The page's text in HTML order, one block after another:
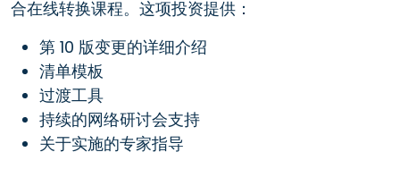
合在线转换课程。这项投资提供：
第 10 版变更的详细介绍
清单模板
过渡工具
持续的网络研讨会支持
关于实施的专家指导